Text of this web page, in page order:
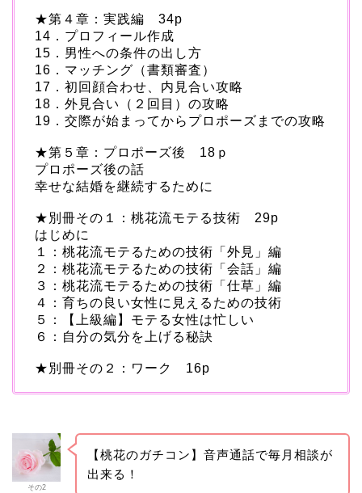
★第４章：実践編 34p
14．プロフィール作成
15．男性への条件の出し方
16．マッチング（書類審査）
17．初回顔合わせ、内見合い攻略
18．外見合い（２回目）の攻略
19．交際が始まってからプロポーズまでの攻略
★第５章：プロポーズ後 18ｐ
プロポーズ後の話
幸せな結婚を継続するために
★別冊その１：桃花流モテる技術 29p
はじめに
１：桃花流モテるための技術「外見」編
２：桃花流モテるための技術「会話」編
３：桃花流モテるための技術「仕草」編
４：育ちの良い女性に見えるための技術
５：【上級編】モテる女性は忙しい
６：自分の気分を上げる秘訣
★別冊その２：ワーク 16p
その2
【桃花のガチコン】音声通話で毎月相談が
出来る！